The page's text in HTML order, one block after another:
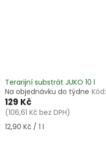
Terarijní substrát JUKO 10 l
Na objednávku do týdne Kód:
129 Kč
(106,61 Kč bez DPH)
Měrná
12,90 Kč / 1 l